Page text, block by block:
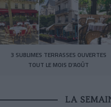
3 SUBLIMES TERRASSES OUVERTES
TOUT LE MOIS D’AOÛT
LA